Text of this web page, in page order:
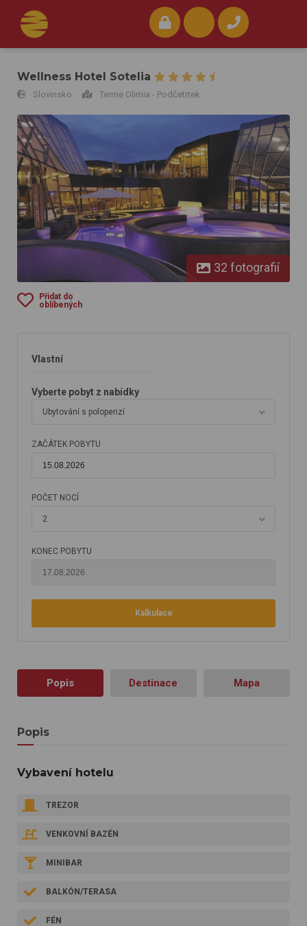
Wellness Hotel Sotelia
Slovinsko Terme Olimia - Podčetrtek
Wellness Hotel Sotelia
32 fotografií
Přidat do
oblíbených
Vlastní
Vyberte pobyt z nabídky
Ubytování s polopenzí
ZAČÁTEK POBYTU
POČET NOCÍ
2
KONEC POBYTU
Kalkulace
Popis Destinace Mapa
Popis
Vybavení hotelu
TREZOR
VENKOVNÍ BAZÉN
MINIBAR
BALKÓN/TERASA
FÉN